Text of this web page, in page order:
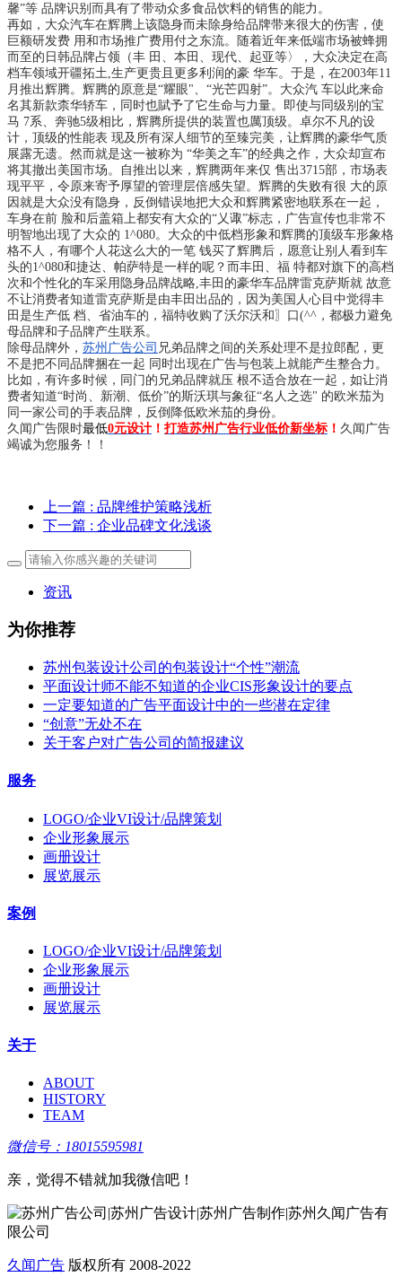
馨”等 品牌识别而具有了带动众多食品饮料的销售的能力。
再如，大众汽车在辉腾上该隐身而未除身给品牌带来很大的伤害，使
巨额研发费 用和市场推广费用付之东流。随着近年来低端市场被蜂拥
而至的日韩品牌占领（丰 田、本田、现代、起亚等〉，大众决定在高
档车领域开疆拓土,生产更贵且更多利润的豪 华车。于是，在2003年11
月推出辉腾。辉腾的原意是“耀眼"、“光芒四射”。大众汽 车以此来命
名其新款柰华轿车，同时也賦予了它生命与力量。即使与同级别的宝
马 7系、奔驰5级相比，辉腾所提供的装置也厲顶级。卓尔不凡的设
计，顶级的性能表 现及所有深人细节的至臻完美，让辉腾的豪华气质
展露无遗。然而就是这一被称为 “华美之车”的经典之作，大众却宣布
将其撤出美国市场。自推出以来，辉腾两年来仅 售出3715部，市场表
现平平，令原来寄予厚望的管理层倍感失望。辉腾的失败有很 大的原
因就是大众没有隐身，反倒错误地把大众和辉腾紧密地联系在一起，
车身在前 脸和后盖箱上都安有大众的“乂诹”标志，广告宣传也非常不
明智地出现了大众的 1^080。大众的中低档形象和辉腾的顶级车形象格
格不人，有哪个人花这么大的一笔 钱买了辉腾后，愿意让别人看到车
头的1^080和捷达、帕萨特是一样的呢？而丰田、福 特都对旗下的高档
次和个性化的车采用隐身品牌战略,丰田的豪华车品牌雷克萨斯就 故意
不让消费者知道雷克萨斯是由丰田出品的，因为美国人心目中觉得丰
田是生产低 档、省油车的，福特收购了沃尔沃和〗口(^^，都极力避免
母品牌和子品牌产生联系。
除母品牌外， 苏州广告公司 兄弟品牌之间的关系处理不是拉郎配，更
不是把不同品牌捆在一起 同时出现在广告与包装上就能产生整合力。
比如，有许多时候，同门的兄弟品牌就压 根不适合放在一起，如让消
费者知道“时尚、新潮、低价”的斯沃琪与象征“名人之选" 的欧米茄为
同一家公司的手表品牌，反倒降低欧米茄的身份。
久闻广告限时最低0元设计 ！ 打造苏州广告行业低价新坐标 ！ 久闻广告
竭诚为您服务！！
上一篇 : 品牌维护策略浅析
下一篇 : 企业品碑文化浅谈
资讯
为你推荐
苏州包装设计公司的包装设计“个性”潮流
平面设计师不能不知道的企业CIS形象设计的要点
一定要知道的广告平面设计中的一些潜在定律
“创意”无处不在
关于客户对广告公司的简报建议
服务
LOGO/企业VI设计/品牌策划
企业形象展示
画册设计
展览展示
案例
LOGO/企业VI设计/品牌策划
企业形象展示
画册设计
展览展示
关于
ABOUT
HISTORY
TEAM
微信号：18015595981
亲，觉得不错就加我微信吧！
久闻广告 版权所有 2008-2022